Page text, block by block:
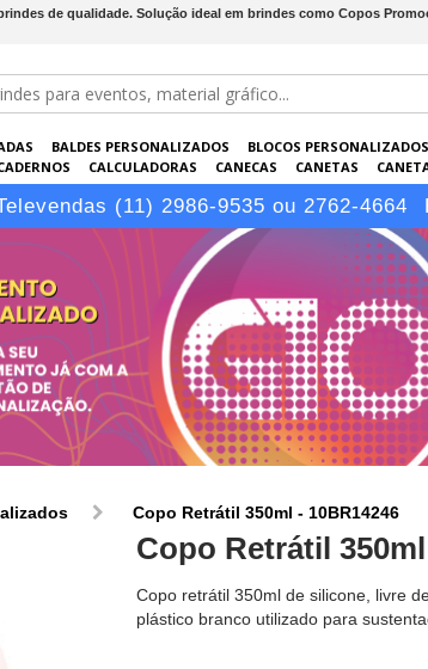
de qualidade. Solução ideal em brindes como Copos
BALDES PERSONALIZADOS BLOCOS PERSONALIZADOS
CALCULADORAS CANECAS CANETAS
COPOS ELETRÔNICOS EMBALAGENS ESCRITÓRIO
(11) 2986-9535 ou 2762-4664
Copo Retrátil 350ml - 10BR14246
Copo Retrátil
Copo retrátil 350ml de silicone, livre
plástico branco utilizado para